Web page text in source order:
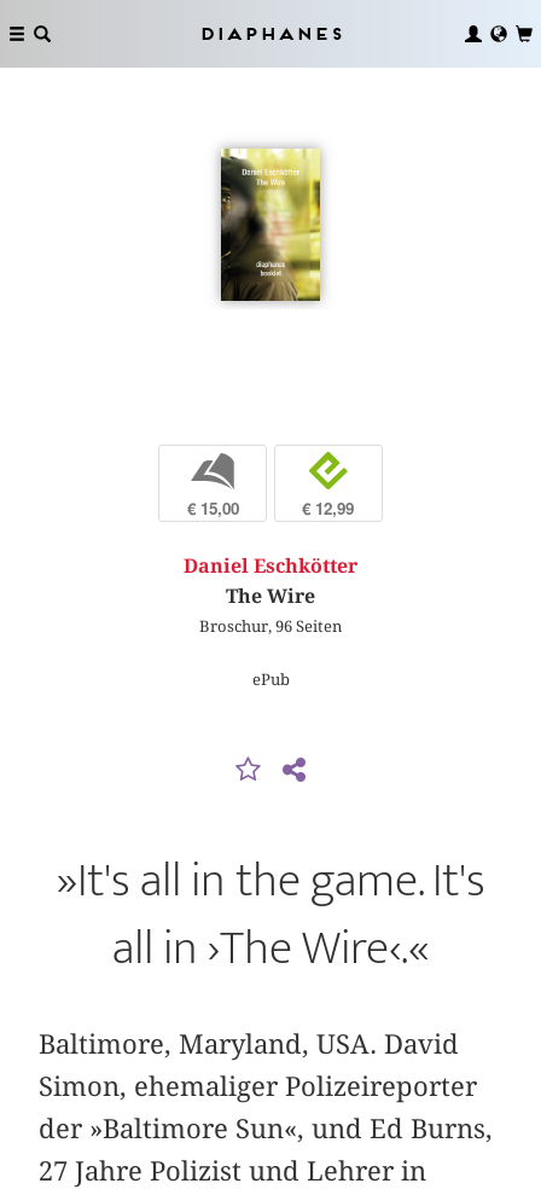
Diaphanes
b
€ 15,00
e
€ 12,99
Daniel Eschkötter
The Wire
Broschur, 96 Seiten
ePub
»It's all in the game. It's
all in ›The Wire‹.«
Baltimore, Maryland, USA. David
Simon, ehemaliger Polizeireporter
der »Baltimore Sun«, und Ed Burns,
27 Jahre Polizist und Lehrer in